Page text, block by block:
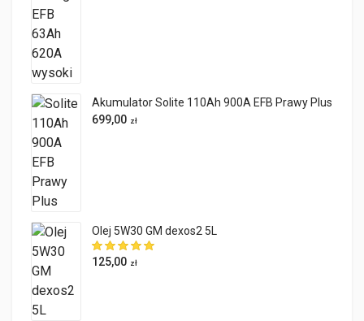
Akumulator Solite 110Ah 900A EFB Prawy Plus
699,00 zł
Olej 5W30 GM dexos2 5L
125,00 zł